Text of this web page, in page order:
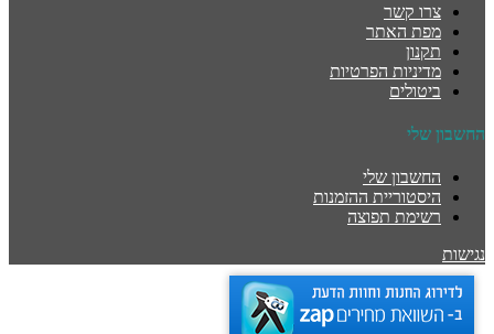
צרו קשר
מפת האתר
תקנון
מדיניות הפרטיות
ביטולים
החשבון שלי
החשבון שלי
היסטוריית ההזמנות
רשימת תפוצה
נגישות